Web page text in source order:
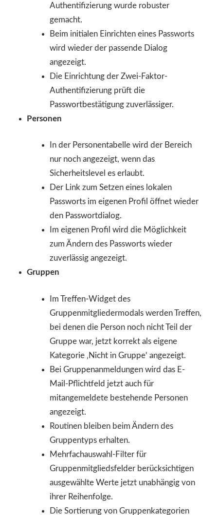
Authentifizierung wurde robuster
gemacht.
Beim initialen Einrichten eines Passworts
wird wieder der passende Dialog
angezeigt.
Die Einrichtung der Zwei-Faktor-
Authentifizierung prüft die
Passwortbestätigung zuverlässiger.
Personen
In der Personentabelle wird der Bereich
nur noch angezeigt, wenn das
Sicherheitslevel es erlaubt.
Der Link zum Setzen eines lokalen
Passworts im eigenen Profil öffnet wieder
den Passwortdialog.
Im eigenen Profil wird die Möglichkeit
zum Ändern des Passworts wieder
zuverlässig angezeigt.
Gruppen
Im Treffen-Widget des
Gruppenmitgliedermodals werden Treffen,
bei denen die Person noch nicht Teil der
Gruppe war, jetzt korrekt als eigene
Kategorie ‚Nicht in Gruppe‘ angezeigt.
Bei Gruppenanmeldungen wird das E-
Mail-Pflichtfeld jetzt auch für
mitangemeldete bestehende Personen
angezeigt.
Routinen bleiben beim Ändern des
Gruppentyps erhalten.
Mehrfachauswahl-Filter für
Gruppenmitgliedsfelder berücksichtigen
ausgewählte Werte jetzt unabhängig von
ihrer Reihenfolge.
Die Sortierung von Gruppenkategorien